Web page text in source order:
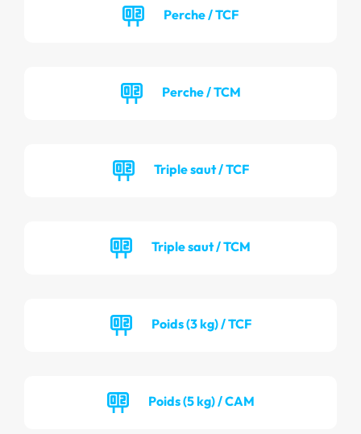
Perche / TCF
Perche / TCM
Triple saut / TCF
Triple saut / TCM
Poids (3 kg) / TCF
Poids (5 kg) / CAM